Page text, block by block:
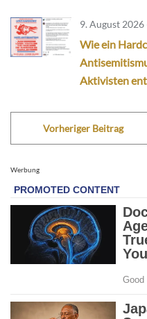
9. August 2026
Wie ein
Aktivisten
Vorheriger Beitrag
Werbung